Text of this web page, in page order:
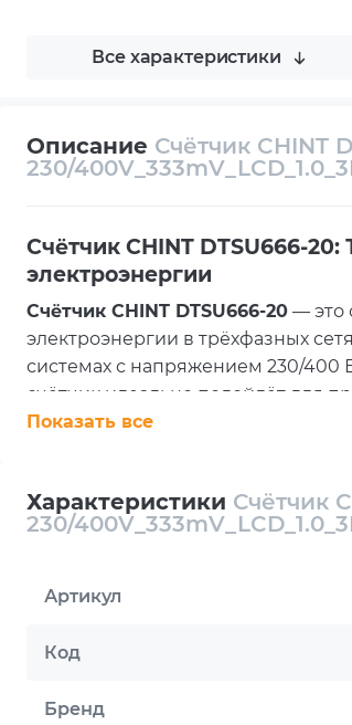
Все характеристики
Описание Счётчик CHINT
230/
Счётчик CHINT DTSU666-
электроэнергии
Счётчик CHINT DTSU666-20 — это
электроэнергии в трёхфазных
системах с напряжением 230/400
счётчик идеально подойдёт для
жилых комплексов.
эффективного контроля
Широкий диапазон измерений:
ЖК-дисплей:
Интуитивно
Импульсный выход:
Интерфейс RS-485:
Поддержка
Показать все
Характеристики Счётчик
230/
Артикул
Код
Бренд